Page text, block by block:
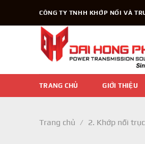
CÔNG TY TNHH KHỚP NỐI VÀ
TRANG CHỦ GIỚI THIỆU
Trang chủ / 2. Khớp nối